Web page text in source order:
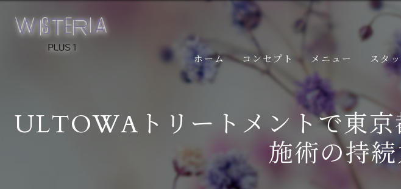
ホーム コンセプト メニュー スタ
ULTOWAトリートメントで東
施術の持